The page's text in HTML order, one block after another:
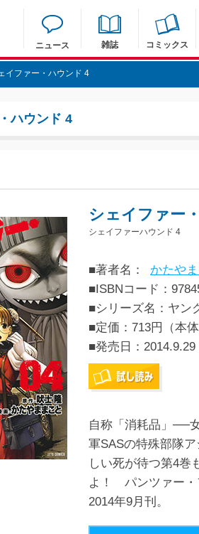
ニュース 雑誌 コミックス
イファー・ハウンド 4
ハウンド 4
シェイファー
シェイファーハウンド 4
■著者名：
かたや
■ISBNコード：
■シリーズ名：ヤン
■定価：713円（本
■発売日： 2014.9.29
自称「消耗品」──
軍SASの特殊部隊
しい死が待つ第4
よ！ パンツァー
2014年9月刊。